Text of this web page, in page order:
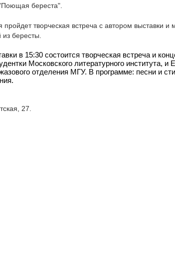
береста".
творческая встреча с автором выставки и
бересты.
в 15:30 состоится творческая встреча и
Московского литературного института, и
отделения МГУ. В программе: песни и
27.